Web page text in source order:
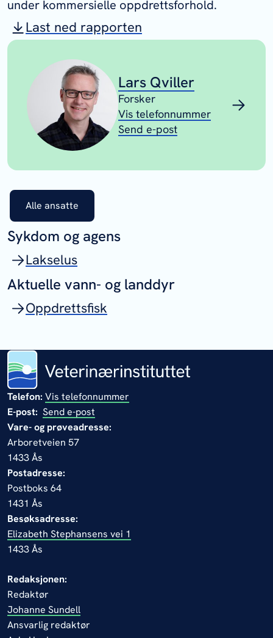
under kommersielle oppdrettsforhold.
Last ned rapporten
Lars Qviller
Forsker
Vis telefonnummer
Send e-post
Alle ansatte
Sykdom og agens
Lakselus
Aktuelle vann- og landdyr
Oppdrettsfisk
Telefon: Vis telefonnummer
E-post: Send e-post
Vare- og prøveadresse:
Arboretveien 57
1433 Ås
Postadresse:
Postboks 64
1431 Ås
Besøksadresse:
Elizabeth Stephansens vei 1
1433 Ås
Redaksjonen:
Redaktør
Johanne Sundell
Ansvarlig redaktør